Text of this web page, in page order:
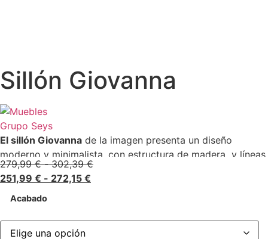
Sillón Giovanna
El sillón Giovanna de la imagen presenta un diseño
moderno y minimalista, con estructura de madera y líneas
limpias. Tiene reposabrazos y un asiento tapizado, lo que
aporta un contraste fresco con la madera. Su estilo evoca
una estética contemporánea, ideal para comedores o
funcional.
279,99€ - 302,39€
251,99 € - 272,15 €
Acabado